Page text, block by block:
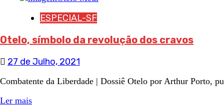
ESPECIAL-SF
Otelo, símbolo da revolução dos cravos
27 de Julho, 2021
Combatente da Liberdade | Dossiê Otelo por Arthur Porto,
Ler mais